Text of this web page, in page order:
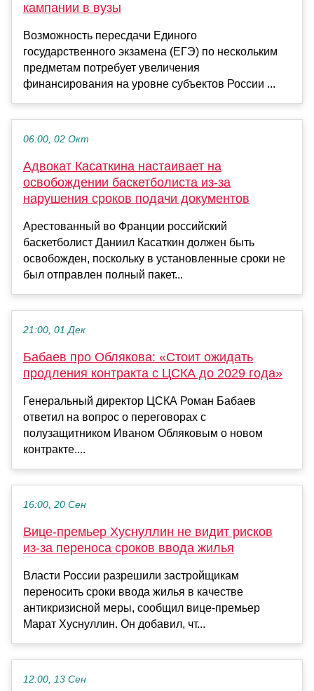
кампании в вузы
Возможность пересдачи Единого
государственного экзамена (ЕГЭ) по нескольким
предметам потребует увеличения
финансирования на уровне субъектов России ...
06:00, 02 Окт
Адвокат Касаткина настаивает на
освобождении баскетболиста из‑за
нарушения сроков подачи документов
Арестованный во Франции российский
баскетболист Даниил Касаткин должен быть
освобожден, поскольку в установленные сроки не
был отправлен полный пакет...
21:00, 01 Дек
Бабаев про Облякова: «Стоит ожидать
продления контракта с ЦСКА до 2029 года»
Генеральный директор ЦСКА Роман Бабаев
ответил на вопрос о переговорах с
полузащитником Иваном Обляковым о новом
контракте....
16:00, 20 Сен
Вице-премьер Хуснуллин не видит рисков
из-за переноса сроков ввода жилья
Власти России разрешили застройщикам
переносить сроки ввода жилья в качестве
антикризисной меры, сообщил вице-премьер
Марат Хуснуллин. Он добавил, чт...
12:00, 13 Сен